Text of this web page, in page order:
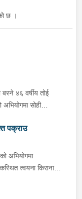
छ ।
४६ वर्षीय तोई
सोही
आफ्नै घरमा शनिबार
क्रममा जिल्ला
भुवन सिंहलाई पक्राउ
क्रममा
पक्राउ
अभियोगमा
त्वयना किराना
ग्यास प्रति